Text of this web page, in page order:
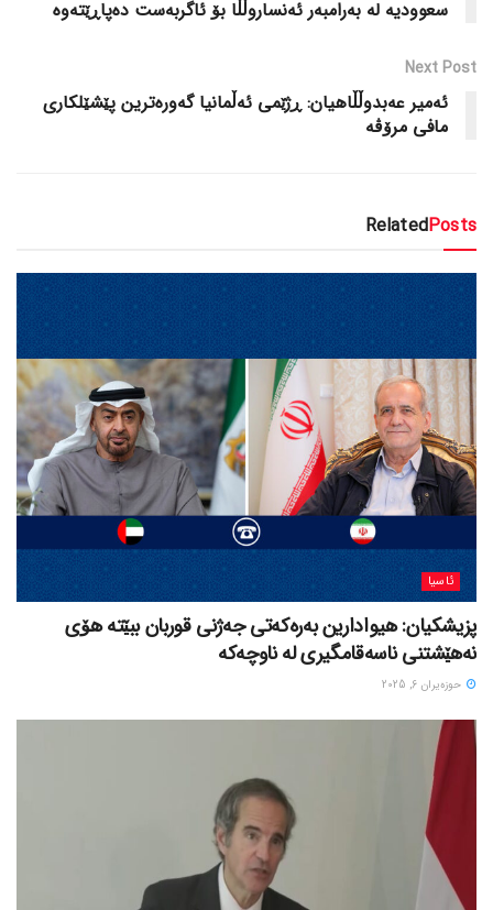
سعوودیە لە بەرامبەر ئەنساروڵڵا بۆ ئاگربەست دەپاڕێتەوە
Next Post
ئەمیر عەبدوڵڵاهیان: ڕژێمی ئەڵمانیا گەورەترین پێشێلکاری
مافی مرۆڤە
RelatedPosts
ئاسیا
پزیشکیان: هیوادارین بەرەکەتی جەژنی قوربان ببێتە هۆی
نەهێشتنی ناسەقامگیری لە ناوچەکە
حوزه‌یران 6, 2025